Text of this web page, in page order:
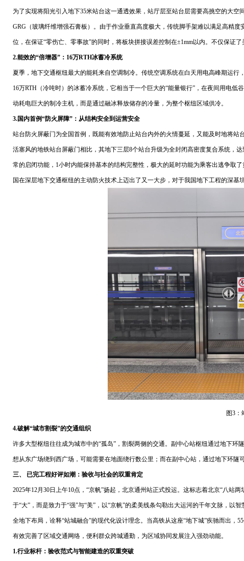
为了实现将阳光引入地下35米站台这一通透效果，站厅层至站台层需要高挑空的大
GRG（玻璃纤维增强石膏板）。由于作业垂直高度极大，传统脚手架难以满足高精
位，在保证“零伤亡、零事故”的同时，将板块拼接误差控制在±1mm以内。不仅保证
2.能效的“倍增器”：16万RTH冰蓄冷系统
夏季，地下交通枢纽最大的能耗来自空调制冷。传统空调系统在白天用电高峰期运
16万RTH（冷吨时）的冰蓄冷系统，它相当于一个巨大的“能量银行”，在夜间用电
动耗电巨大的制冷主机，而是通过融冰释放储存的冷量，为整个枢纽区域供冷。
3.国内首例“防火屏障”：从结构安全到运营安全
站台防火屏蔽门为全国首例，既能有效地防止站台内外的火情蔓延，又能及时地将
活塞风的地铁站台屏蔽门相比，其地下三层8个站台升级为全封闭高密度复合系统，
常的启闭功能，1小时内能保持基本的结构完整性，极大的延时功能为乘客出逃争取
国在深层地下交通枢纽的主动防火技术上迈出了又一大步，对于我国地下工程的深基
图3：
4.破解“城市割裂”的交通组织
许多大型枢纽往往成为城市中的“孤岛”，割裂两侧的交通。副中心站枢纽通过地下
想从东广场绕到西广场，可能需要在地面绕行数公里；而在副中心站，通过地下环隧
三、 已完工程好评如潮：验收与社会的双重肯定
2025年12月30日上午10点，“京帆”扬起，北京通州站正式投运。这标志着北京“八站
于“大”，而是致力于“强”与“美”，以“京帆”的柔美线条勾勒出大运河的千年文脉，
全地下布局，诠释“站城融合”的现代化设计理念。当高铁从这座“地下城”疾驰而出
有效完善了区域交通网络，便利群众跨城通勤，为区域协同发展注入强劲动能。
1.行业标杆：验收范式与智能建造的双重突破